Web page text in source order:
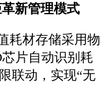
新管理模式
耗材存储采用物
片自动识别耗
联动，实现“无